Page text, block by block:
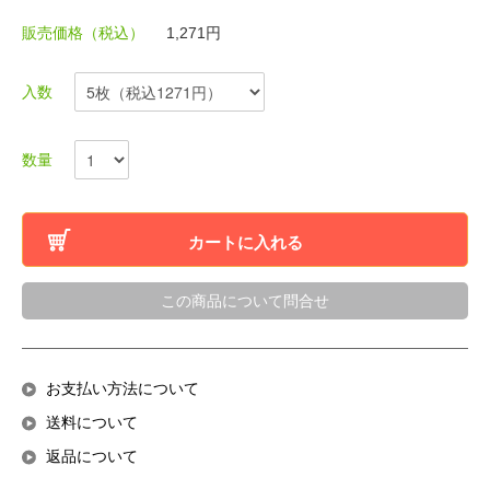
販売価格（税込） 1,271円
入数
数量
カートに入れる
この商品について問合せ
お支払い方法について
送料について
返品について